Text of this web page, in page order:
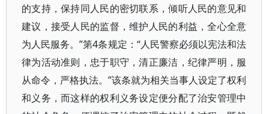
的支持，保持同人民的密切联系，倾听人民的意见和
建议，接受人民的监督，维护人民的利益，全心全意
为人民服务。”第4条规定：“人民警察必须以宪法和法
律为活动准则，忠于职守，清正廉洁，纪律严明，服
从命令，严格执法。”该条就为相关当事人设定了权利
和义务，而这样的权利义务设定便分配了治安管理中